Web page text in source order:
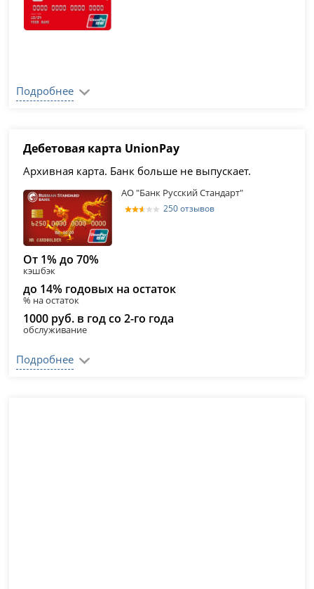
Подробнее
Дебетовая карта UnionPay
Архивная карта. Банк больше не выпускает.
АО "Банк Русский Стандарт"
250 отзывов
От 1% до 70%
кэшбэк
до 14% годовых на остаток
% на остаток
1000 руб. в год со 2-го года
обслуживание
Подробнее